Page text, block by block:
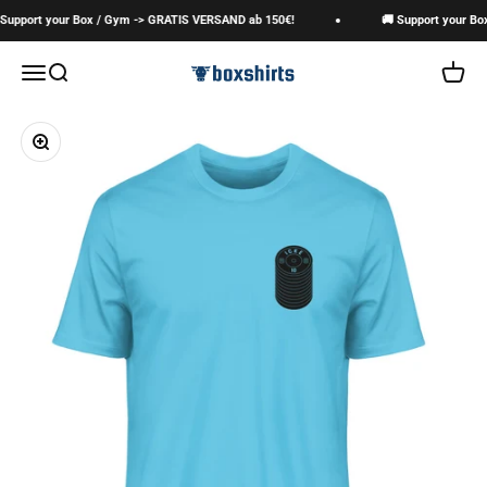
your Box / Gym -> GRATIS VERSAND ab 150€! 🚚 Support your Box
Navigationsmenü öffnen
Suche öffnen boxshirts
Bild vergrößern